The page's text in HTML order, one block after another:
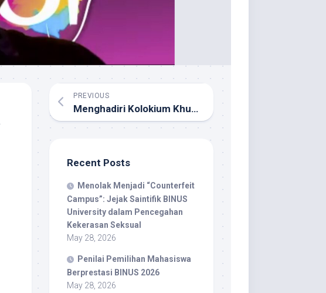
PREVIOUS
Menghadiri Kolokium Khusus Psikologi (20 Juli 2020) dan Diskusi RUU Praktik Psikologi (21 Juli 2020)
Recent Posts
Menolak Menjadi “Counterfeit
Campus”: Jejak Saintifik BINUS
University dalam Pencegahan
Kekerasan Seksual
May 28, 2026
Penilai Pemilihan Mahasiswa
Berprestasi BINUS 2026
May 28, 2026